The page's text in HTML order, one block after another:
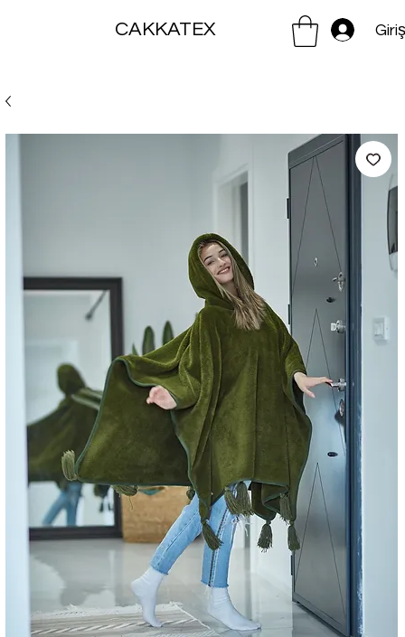
CAKKATEX